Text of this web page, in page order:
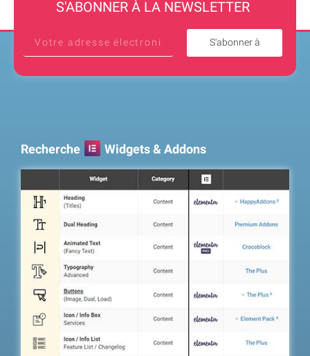
S'ABONNER À LA NEWSLETTER
S'abonner à
Recherche Widgets & Addons